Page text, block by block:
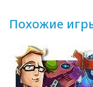
Похожие